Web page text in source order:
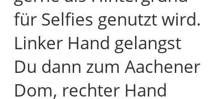
für Selfies genutzt wird.
Linker Hand gelangst
Du dann zum Aachener
Dom, rechter Hand